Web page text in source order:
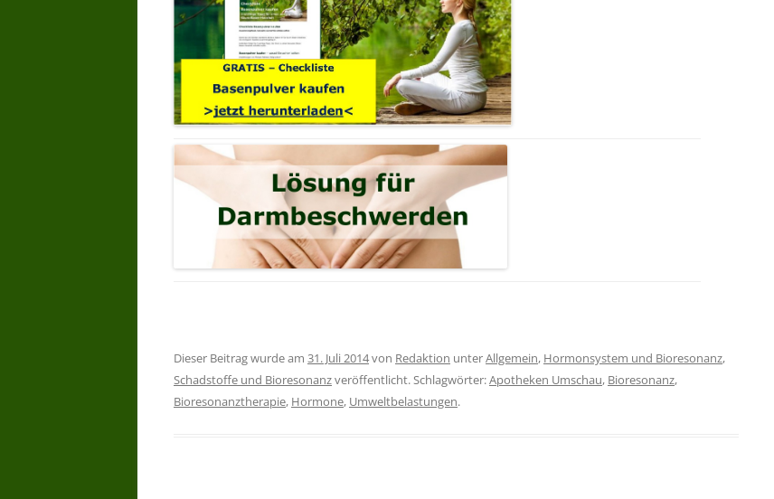
Dieser Beitrag wurde am 31. Juli 2014von Redaktion unterAllgemein, Hormonsystem und Bioresonanz,
Schadstoffe und Bioresonanzveröffentlicht. Schlagwörter:Apotheken Umschau, Bioresonanz,
Bioresonanztherapie, Hormone, Umweltbelastungen.